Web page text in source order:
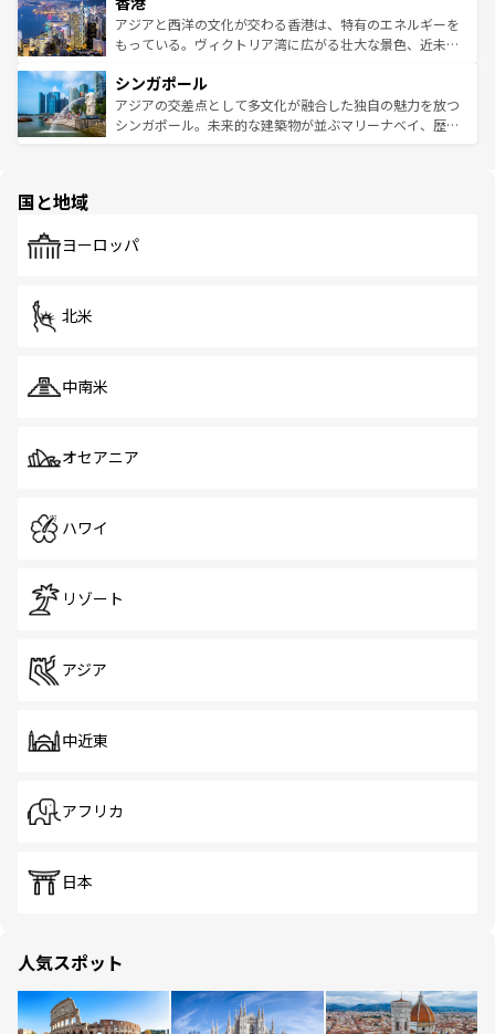
ひ現地で味わいたい。どの地域を訪れてもあたたかい人々
が旅行者を迎えてくれるので、きっと忘れられない旅にな
参照してほしい。
帯で自然と触れ合い、南部ではプーケットやクラビの美し
いビーチでリゾート気分を楽しむことができる。タイ料理
激する。気候は一年中温暖で、どの季節にも異なる楽しみ
が待っている。親しみやすいタイの人々、仏教を中心とし
た文化、そして多様な観光資源が、訪れる旅人を魅了し続
アジアと西洋の文化が交わる香港は、特有のエネルギーを
もっている。ヴィクトリア湾に広がる壮大な景色、近未来
み、どこを訪れても感動するはず。観光スポットが密集し
ており、効率よく見どころを回れるのも魅力。息をのむよ
うな絶景から文化的な体験まで、香港を存分に楽しみ尽く
シンガポール
アジアの交差点として多文化が融合した独自の魅力を放つ
シンガポール。未来的な建築物が並ぶマリーナベイ、歴史
で、ホーカーズは地元の風情を楽しめる外せないスポット
国と地域
ヨーロッパ
北米
中南米
オセアニア
ハワイ
リゾート
アジア
中近東
アフリカ
日本
人気スポット